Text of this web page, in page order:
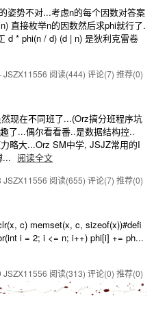
姿势不对...考虑n的每个因数对答案
直接枚举n的因数然后求phi就行了.
d * phi(n / d) (d | n) 是狄利克雷卷
JSZX11556 阅读(444) 评论(7) 推荐(0)
现在不同班了...(Orz搞分班程序坑
了...偶尔看看番..是数据结构控..
略大...Orz SM中学, JSJZ常用的I
... 阅读全文
JSZX11556 阅读(655) 评论(7) 推荐(0)
c) memset(x, c, sizeof(x))#defi
i = 2; i <= n; i++) phi[i] += ph...
JSZX11556 阅读(313) 评论(0) 推荐(0)